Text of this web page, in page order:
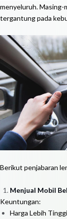
menyeluruh. Masing-
tergantung pada
Berikut penjabaran
Menjual Mobil
Keuntungan:
Harga Lebih